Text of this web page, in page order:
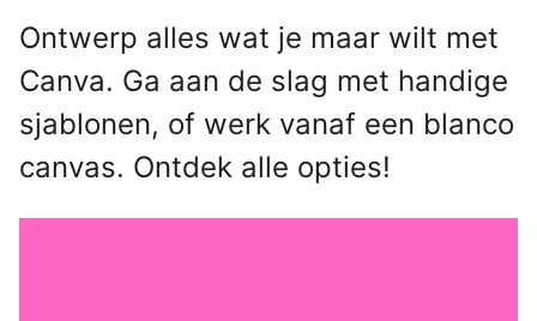
Ontwerp alles wat je maar wilt met
Canva. Ga aan de slag met handige
sjablonen, of werk vanaf een blanco
canvas. Ontdek alle opties!